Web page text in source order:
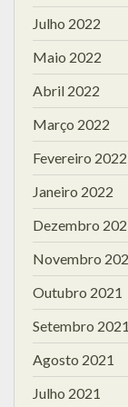
Julho 2022
Maio 2022
Abril 2022
Março 2022
Fevereiro 2022
Janeiro 2022
Dezembro
Novembro
Outubro 2021
Setembro 2021
Agosto 2021
Julho 2021